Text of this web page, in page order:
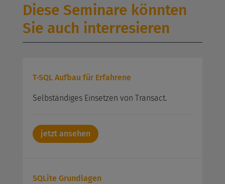
Diese Seminare könnten
Sie auch interresieren
T-SQL Aufbau für Erfahrene
Selbständiges Einsetzen von Transact.
jetzt ansehen
SQLite Grundlagen